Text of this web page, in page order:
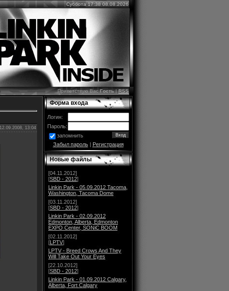
Суббота 17:38 08.08.2026
Приветствую ВасГость|RSS
12.09.2008, 13:04
Форма входа
Логин:
Пароль:
запомнить
Забыл пароль| Регистрация
Новые файлы
[04.11.2012]
[SBD - 2012]
Linkin Park - 05.09.2012 Tacoma,
Washington, Tacoma Dome
[03.11.2012]
[SBD - 2012]
Linkin Park - 02.09.2012
Edmonton, Alberta, Edmonton
EXPO Center, SONiC BOOM
[02.11.2012]
[LPTV]
LPTV - Breed Crows And They
Will Take Out Your Eyes
[22.10.2012]
[SBD - 2012]
Linkin Park - 01.09.2012 Calgary,
Alberta, Fort Calgary